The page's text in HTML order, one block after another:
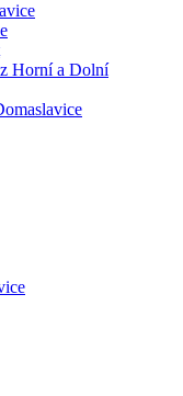
Horní a Dolní